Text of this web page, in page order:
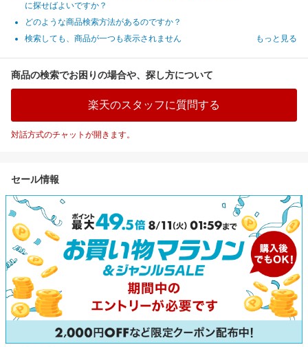
に探せばよいですか？
どのような商品検索方法があるのですか？
検索しても、商品が一つも表示されません
もっと見る
商品の検索でお困りの場合や、探し方について
楽天のスタッフに質問する
対話方式のチャットが開きます。
セール情報